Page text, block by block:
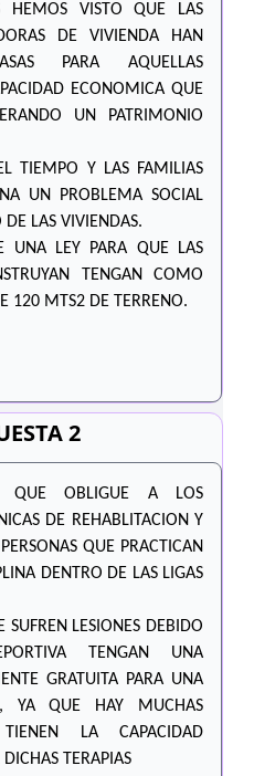
HEMOS VISTO QUE LAS
DE VIVIENDA HAN
PARA AQUELLAS
ECONOMICA QUE
UN PATRIMONIO
TIEMPO Y LAS FAMILIAS
UN PROBLEMA SOCIAL
LAS VIVIENDAS.
UNA LEY PARA QUE LAS
TENGAN COMO
120 MTS2 DE TERRENO.
2
QUE OBLIGUE A LOS
DE REHABLITACION Y
QUE PRACTICAN
DENTRO DE LAS LIGAS
SUFREN LESIONES DEBIDO
TENGAN UNA
GRATUITA PARA UNA
YA QUE HAY MUCHAS
LA CAPACIDAD
TERAPIAS